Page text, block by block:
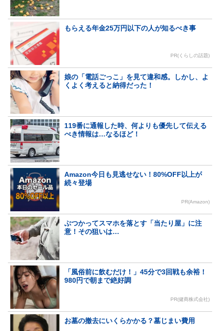
もらえる年金25万円以下の人が知るべき事
PR(くらしの話題)
娘の「電話ごっこ」を見て違和感。しかし、よ
くよく考えると納得だった！
119番に通報した時、何よりも優先して伝える
べき情報は…なるほど！
Amazon今日も見逃せない！80%OFF以上が
続々登場
PR(Amazon)
ぶつかってスマホを落とす「当たり屋」に注
意！その狙いは…
「風俗前に飲むだけ！」45分で3回戦も余裕！
980円で朝まで絶好調
PR(健商株式会社)
お墓の撤去にいくらかかる？墓じまい費用